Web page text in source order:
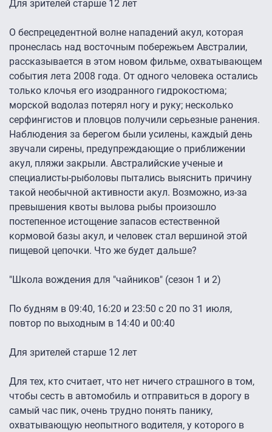
Для зрителей старше 12 лет
О беспрецедентной волне нападений акул, которая
пронеслась над восточным побережьем Австралии,
рассказывается в этом новом фильме, охватывающем
события лета 2008 года. От одного человека остались
только клочья его изодранного гидрокостюма;
морской водолаз потерял ногу и руку; несколько
серфингистов и пловцов получили серьезные ранения.
Наблюдения за берегом были усилены, каждый день
звучали сирены, предупреждающие о приближении
акул, пляжи закрыли. Австралийские ученые и
специалисты-рыболовы пытались выяснить причину
такой необычной активности акул. Возможно, из-за
превышения квоты вылова рыбы произошло
постепенное истощение запасов естественной
кормовой базы акул, и человек стал вершиной этой
пищевой цепочки. Что же будет дальше?
"Школа вождения для "чайников" (сезон 1 и 2)
По будням в 09:40, 16:20 и 23:50 с 20 по 31 июля,
повтор по выходным в 14:40 и 00:40
Для зрителей старше 12 лет
Для тех, кто считает, что нет ничего страшного в том,
чтобы сесть в автомобиль и отправиться в дорогу в
самый час пик, очень трудно понять панику,
охватывающую неопытного водителя, у которого в